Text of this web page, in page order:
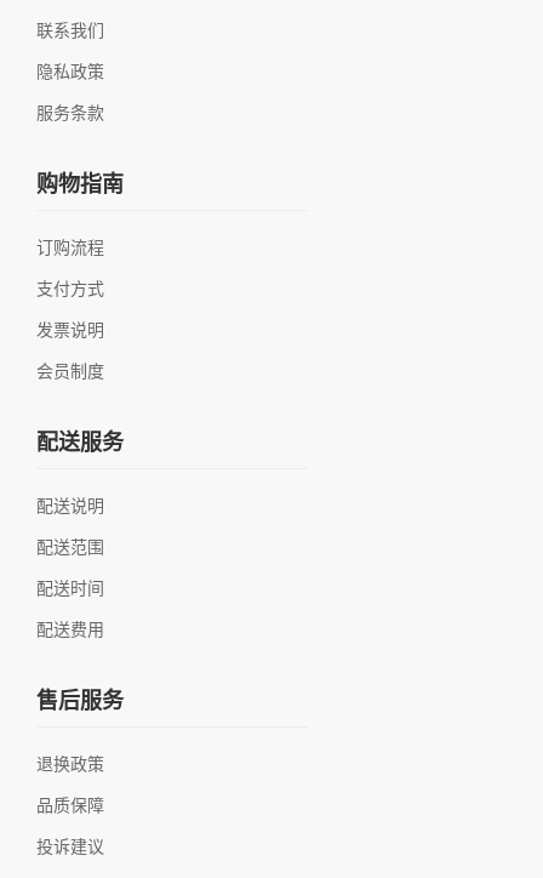
联系我们
隐私政策
服务条款
购物指南
订购流程
支付方式
发票说明
会员制度
配送服务
配送说明
配送范围
配送时间
配送费用
售后服务
退换政策
品质保障
投诉建议